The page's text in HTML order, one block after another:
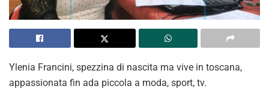
Ylenia Francini, spezzina di nascita ma vive in toscana,
appassionata fin ada piccola a moda, sport, tv.